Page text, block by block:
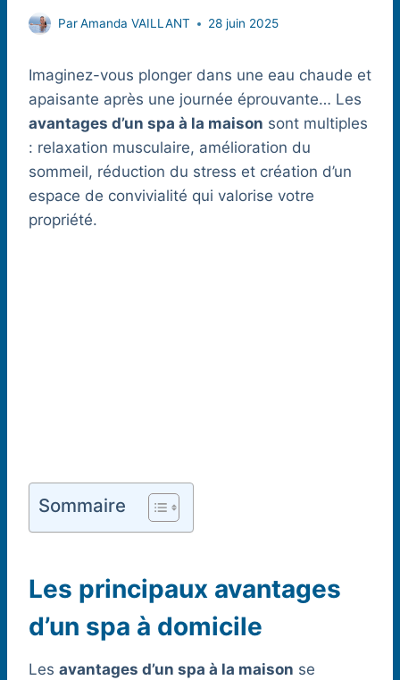
ParAmanda VAILLANT 28 juin 2025
Imaginez-vous plonger dans une eau chaude et
apaisante après une journée éprouvante… Les
avantages d’un spa à la maison sont multiples
: relaxation musculaire, amélioration du
sommeil, réduction du stress et création d’un
espace de convivialité qui valorise votre
propriété.
Sommaire
Les principaux avantages
d’un spa à domicile
Les avantages d’un spa à la maison se